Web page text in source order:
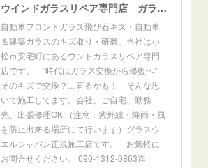
ウインドガラスリペア専門店 ガラスリペア・ヨシダ グラスウェルドジャパン 正規施工店 小松市
自動車フロントガラス飛び石キズ・自動車
＆建築ガラスのキズ取り・研磨。当社は小
松市安宅町にあるウンドガラスリペア専門
店です。 ”時代はガラス交換から修復へ”
そのキズで交換？…直るかも！ そんな思
いで施工してます。会社、ご自宅、勤務
先、出張修理OK!（注意：紫外線・降雨・風
を防止出来る場所にて行います）グラスウ
エルジャパン正規施工店です。 お気軽に
お問合せください。 090-1312-0863迄